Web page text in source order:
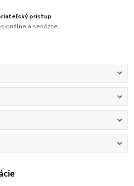
prístup
a seriózne.